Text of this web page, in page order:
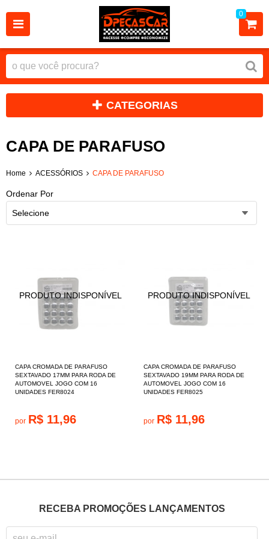
0
CATEGORIAS
CAPA DE PARAFUSO
Home ACESSÓRIOS CAPA DE PARAFUSO
Ordenar Por
Selecione
CAPA CROMADA DE PARAFUSO
SEXTAVADO 17MM PARA RODA DE
AUTOMOVEL JOGO COM 16
UNIDADES FER8024
por R$ 11,96
CAPA CROMADA DE PARAFUSO
SEXTAVADO 19MM PARA RODA DE
AUTOMOVEL JOGO COM 16
UNIDADES FER8025
por R$ 11,96
RECEBA PROMOÇÕES LANÇAMENTOS